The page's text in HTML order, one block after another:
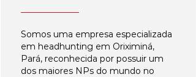
Somos uma empresa especializada
em headhunting em Oriximiná,
Pará, reconhecida por possuir um
dos maiores NPs do mundo no